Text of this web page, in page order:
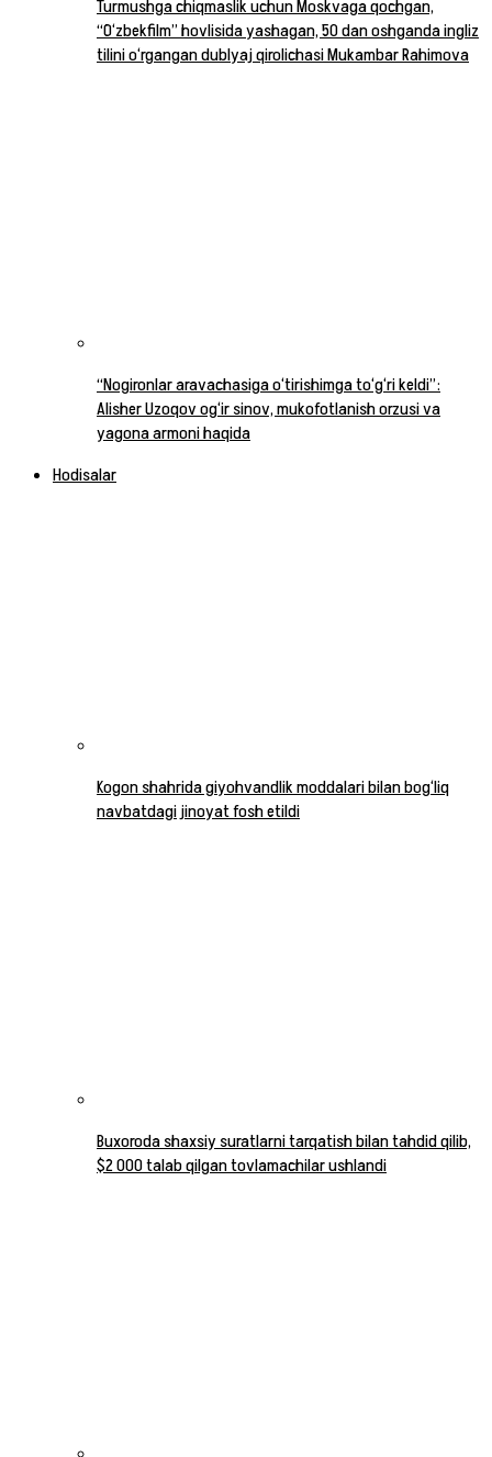
Turmushga chiqmaslik uchun Moskvaga qochgan,
“O‘zbekfilm” hovlisida yashagan, 50 dan oshganda ingliz
tilini o‘rgangan dublyaj qirolichasi Mukambar Rahimova
“Nogironlar aravachasiga o‘tirishimga to‘g‘ri keldi”:
Alisher Uzoqov og‘ir sinov, mukofotlanish orzusi va
yagona armoni haqida
Hodisalar
Kogon shahrida giyohvandlik moddalari bilan bog‘liq
navbatdagi jinoyat fosh etildi
Buxoroda shaxsiy suratlarni tarqatish bilan tahdid qilib,
$2 000 talab qilgan tovlamachilar ushlandi